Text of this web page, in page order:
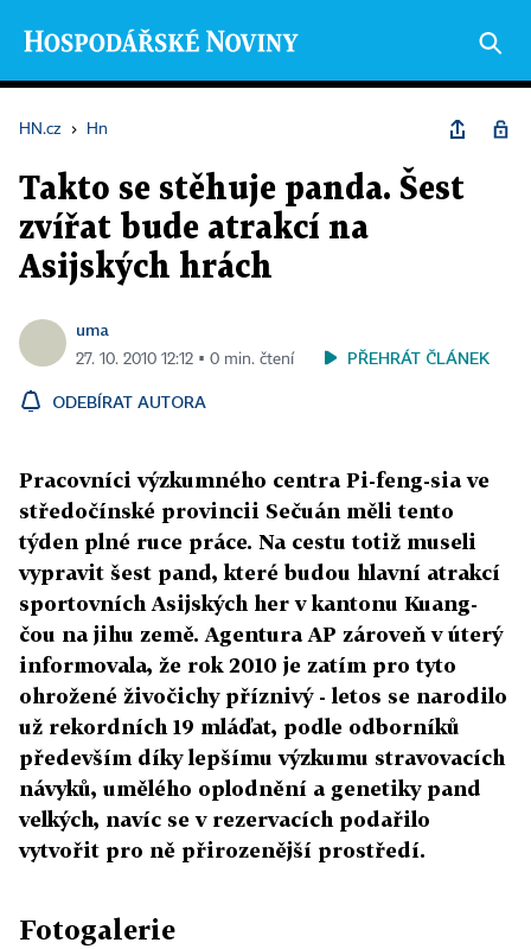
HN.cz › Hn
Takto se stěhuje panda. Šest
zvířat bude atrakcí na
Asijských hrách
uma
27. 10. 2010 12:12 ▪ 0 min. čtení PŘEHRÁT ČLÁNEK
ODEBÍRAT AUTORA
Pracovníci výzkumného centra Pi-feng-sia ve
středočínské provincii Sečuán měli tento
týden plné ruce práce. Na cestu totiž museli
vypravit šest pand, které budou hlavní atrakcí
sportovních Asijských her v kantonu Kuang-
čou na jihu země. Agentura AP zároveň v úterý
informovala, že rok 2010 je zatím pro tyto
ohrožené živočichy příznivý - letos se narodilo
už rekordních 19 mláďat, podle odborníků
především díky lepšímu výzkumu stravovacích
návyků, umělého oplodnění a genetiky pand
velkých, navíc se v rezervacích podařilo
vytvořit pro ně přirozenější prostředí.
Fotogalerie